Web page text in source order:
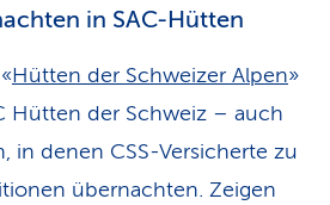
in SAC-Hütten
Hütten der Schweizer Alpen»
Hütten der Schweiz – auch
in denen CSS-Versicherte zu
übernachten. Zeigen